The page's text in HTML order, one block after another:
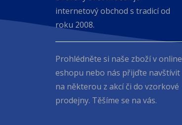
internetový obchod s tradicí od
roku 2008.
Prohlédněte si naše zboží v online
eshopu nebo nás přijďte navštívit
na některou z akcí či do vzorkové
prodejny. Těšíme se na vás.